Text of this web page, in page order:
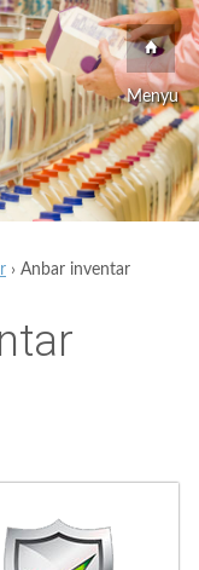
Menyu
› Anbar inventar